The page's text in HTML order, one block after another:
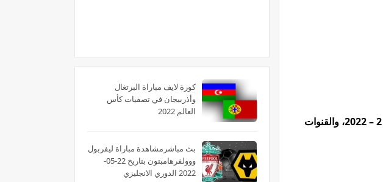
، يوم الثلاثاء 8 – 2 – 2022، والقنوات
كورة لايف مباراة البرتغال
وأذربيجان في تصفيات كأس
العالم 2022
بث مباشرمشاهدة مباراة ليفربول
ووولفرهامبتون بتاريخ 22-05-
2022 الدوري الانجليزي